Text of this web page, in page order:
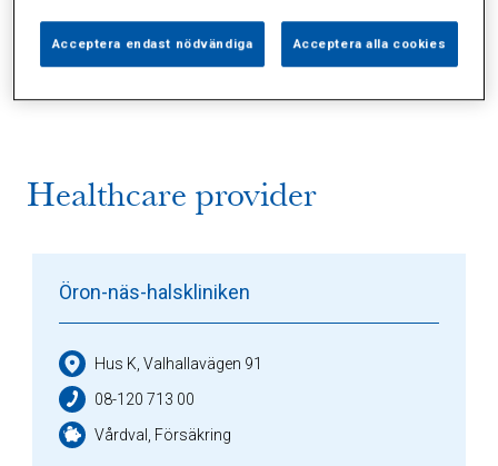
Alla (1) Vårdgivare (1) Specialister (0)
Sidor (0) Press (0) Sophianytt (0)
Healthcare provider
Öron-näs-halskliniken
Hus K, Valhallavägen 91
08-120 713 00
Vårdval, Försäkring
Acceptera endast nödvändiga Acceptera alla cookies